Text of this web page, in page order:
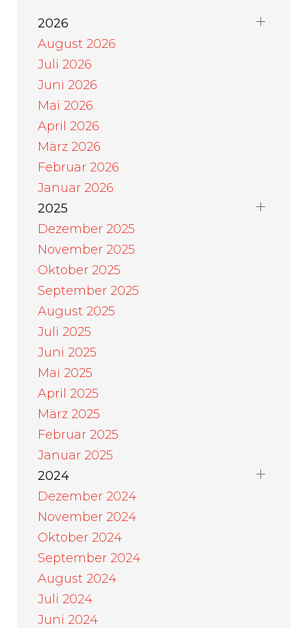
2026
August 2026
Juli 2026
Juni 2026
Mai 2026
April 2026
März 2026
Februar 2026
Januar 2026
2025
Dezember 2025
November 2025
Oktober 2025
September 2025
August 2025
Juli 2025
Juni 2025
Mai 2025
April 2025
März 2025
Februar 2025
Januar 2025
2024
Dezember 2024
November 2024
Oktober 2024
September 2024
August 2024
Juli 2024
Juni 2024